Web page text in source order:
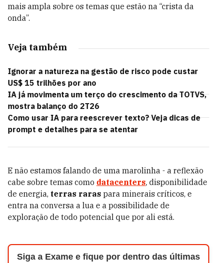
mais ampla sobre os temas que estão na “crista da
onda”.
Veja também
Ignorar a natureza na gestão de risco pode custar
US$ 15 trilhões por ano
IA já movimenta um terço do crescimento da TOTVS,
mostra balanço do 2T26
Como usar IA para reescrever texto? Veja dicas de
prompt e detalhes para se atentar
E não estamos falando de uma marolinha - a reflexão
cabe sobre temas como datacenters, disponibilidade
de energia, terras raras para minerais críticos, e
entra na conversa a lua e a possibilidade de
exploração de todo potencial que por ali está.
Siga a Exame e fique por dentro das últimas